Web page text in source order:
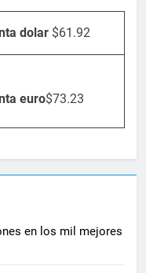
dolar $61.92
euro$73.23
en los mil mejores